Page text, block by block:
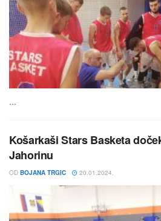
...
Košarkaši Stars Basketa
Jahorinu
OD BOJANA TRGIC 20.01.2024.